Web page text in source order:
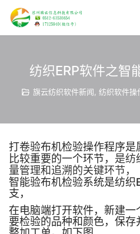
纺织ERP软件之智
旗云纺织软件新闻 纺织软件操
打卷验布机检验操作程序是
比较重要的一个环节， 是纺
量管理和追溯的关键环节，
智能验布机检验系统是纺织
支，
在电脑端打开软件，新建
要检验的品种和颜色，保